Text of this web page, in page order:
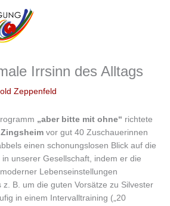
Irrsinn des Alltags
Zeppenfeld
„aber bitte mit ohne“ richtete
vor gut 40 Zuschauerinnen
einen schonungslosen Blick auf die
unserer Gesellschaft, indem er die
Lebenseinstellungen
B. um die guten Vorsätze zu Silvester
in einem Intervalltraining („20